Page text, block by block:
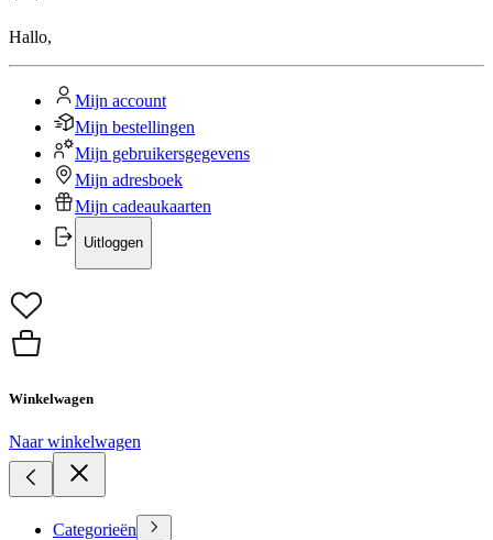
Hallo,
Mijn account
Mijn bestellingen
Mijn gebruikersgegevens
Mijn adresboek
Mijn cadeaukaarten
Uitloggen
Winkelwagen
Naar winkelwagen
Categorieën